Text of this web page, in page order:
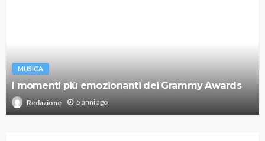
MUSICA
I momenti più emozionanti dei Grammy Awards
Redazione 5 anni ago